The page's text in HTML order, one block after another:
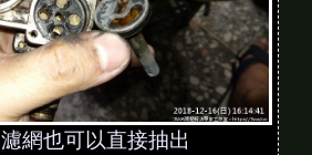
濾網也可以直接抽出